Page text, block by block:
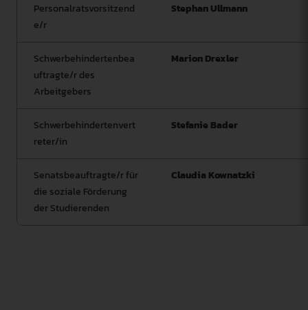
Personalratsvorsitzend
e/r
Stephan Ullmann
Schwerbehindertenbea
uftragte/r des
Arbeitgebers
Marion Drexler
Schwerbehindertenvert
reter/in
Stefanie Bader
Senatsbeauftragte/r für
die soziale Förderung
der Studierenden
Claudia Kownatzki